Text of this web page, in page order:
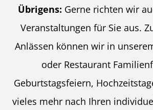
Übrigens: Gerne richten wir
Veranstaltungen für Sie aus.
Anlässen können wir in
oder Restaurant
Geburtstagsfeiern,
vieles mehr nach Ihren